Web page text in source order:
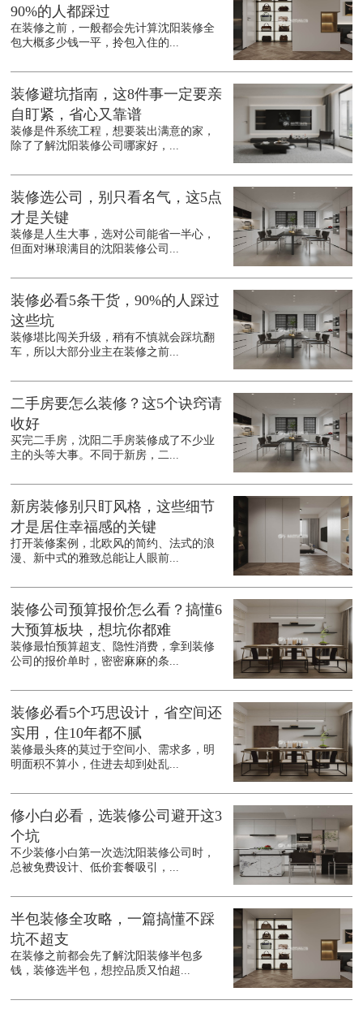
90%的人都踩过
在装修之前，一般都会先计算沈阳装修全
包大概多少钱一平，拎包入住的...
装修避坑指南，这8件事一定要亲
自盯紧，省心又靠谱
装修是件系统工程，想要装出满意的家，
除了了解沈阳装修公司哪家好，...
装修选公司，别只看名气，这5点
才是关键
装修是人生大事，选对公司能省一半心，
但面对琳琅满目的沈阳装修公司...
装修必看5条干货，90%的人踩过
这些坑
装修堪比闯关升级，稍有不慎就会踩坑翻
车，所以大部分业主在装修之前...
二手房要怎么装修？这5个诀窍请
收好
买完二手房，沈阳二手房装修成了不少业
主的头等大事。不同于新房，二...
新房装修别只盯风格，这些细节
才是居住幸福感的关键
打开装修案例，北欧风的简约、法式的浪
漫、新中式的雅致总能让人眼前...
装修公司预算报价怎么看？搞懂6
大预算板块，想坑你都难
装修最怕预算超支、隐性消费，拿到装修
公司的报价单时，密密麻麻的条...
装修必看5个巧思设计，省空间还
实用，住10年都不腻
装修最头疼的莫过于空间小、需求多，明
明面积不算小，住进去却到处乱...
修小白必看，选装修公司避开这3
个坑
不少装修小白第一次选沈阳装修公司时，
总被免费设计、低价套餐吸引，...
半包装修全攻略，一篇搞懂不踩
坑不超支
在装修之前都会先了解沈阳装修半包多
钱，装修选半包，想控品质又怕超...